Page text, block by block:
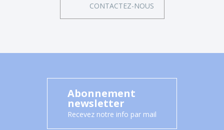
CONTACTEZ-NOUS
Abonnement
newsletter
Recevez notre info par mail